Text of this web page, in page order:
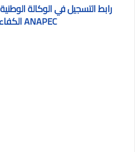
رابط التسجيل في الوكالة
الكفاءات ANAPEC